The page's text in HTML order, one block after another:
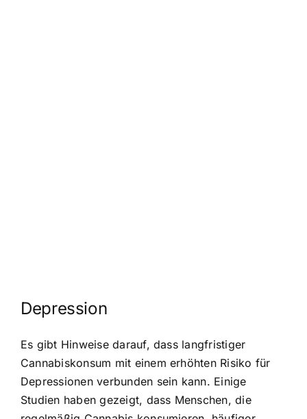
Depression
Es gibt Hinweise darauf, dass langfristiger
Cannabiskonsum mit einemerhöhten Risiko für
Depressionenverbunden sein kann. Einige
Studien haben gezeigt, dass Menschen, die